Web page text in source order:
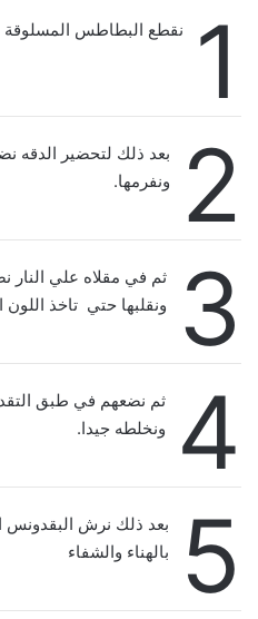
1 نقطع البطاطس المسلوقة
2
بعد ذلك لتحضير الدقه
ونفرمها.
3
ثم في مقلاه علي
ونقلبها حتي تاخذ اللون
4
ثم نضعهم في طبق
ونخلطه جيدا.
5
بعد ذلك نرش
بالهناء والشفاء